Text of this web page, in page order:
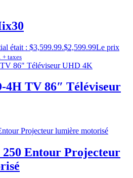
était : $3,599.99.$2,599.99Le prix
+ taxes
4H TV 86″ Téléviseur
Entour Projecteur